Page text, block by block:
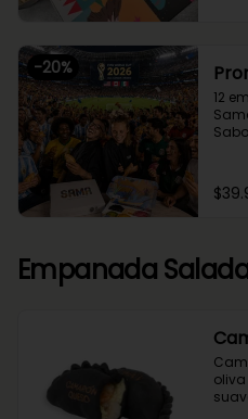
-20%
12
Empanada